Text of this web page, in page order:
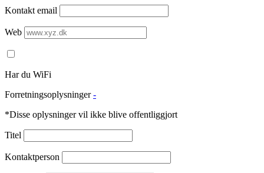
Kontakt email
Web
Har du WiFi
Forretningsoplysninger -
*Disse oplysninger vil ikke blive offentliggjort
Titel
Kontaktperson